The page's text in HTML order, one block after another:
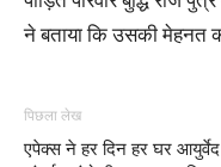
ने बताया कि उसकी मेहनत
पिछला लेख
एपेक्स ने हर दिन हर घर